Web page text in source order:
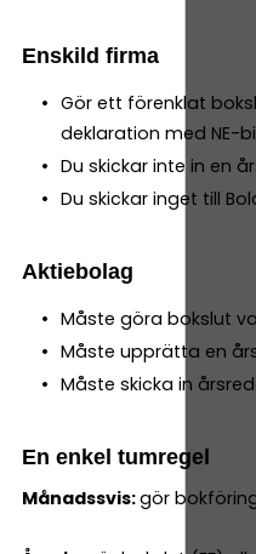
Enskild firma
Gör ett förenklat
deklaration med NE-
Du skickar inte in en
Du skickar inget till
Aktiebolag
Måste göra bokslut
Måste upprätta en
Måste skicka in
En enkel tumregel
Månadssvis:gör